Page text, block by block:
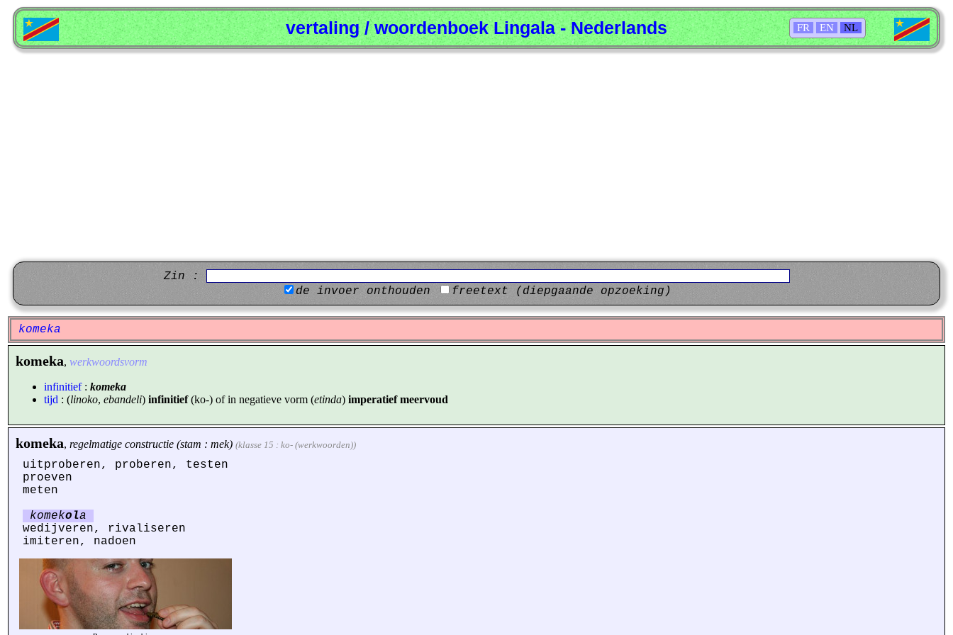
FR EN NL
vertaling / woordenboek Lingala - Nederlands
Zin :
de invoer onthouden
freetext (diepgaande opzoeking)
komeka
komeka, werkwoordsvorm
infinitief: komeka
tijd : (linoko, ebandeli) infinitief(ko-) of in negatieve vorm (etinda) imperatief meervoud
komeka, regelmatige constructie (stam : mek) (klasse 15 : ko- (werkwoorden))
uitproberen, proberen, testen
proeven
meten
komekola
wedijveren, rivaliseren
imiteren, nadoen